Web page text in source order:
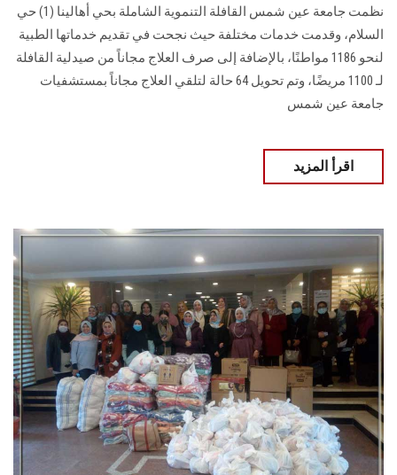
نظمت جامعة عين شمس القافلة التنموية الشاملة بحي أهالينا (1) حي
السلام، وقدمت خدمات مختلفة حيث نجحت في تقديم خدماتها الطبية
لنحو 1186 مواطنًا، بالإضافة إلى صرف العلاج مجاناً من صيدلية القافلة
لـ 1100 مريضًا، وتم تحويل 64 حالة لتلقي العلاج مجاناً بمستشفيات
جامعة عين شمس
اقرأ المزيد